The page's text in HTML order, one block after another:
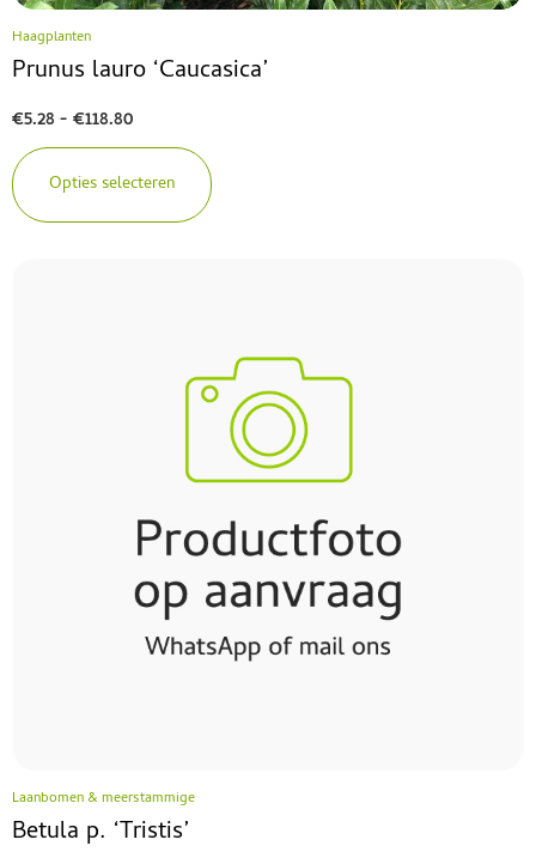
Haagplanten
Prunus lauro ‘Caucasica’
€5.28-€118.80
Opties selecteren
Laanbomen & meerstammige
Betula p. ‘Tristis’